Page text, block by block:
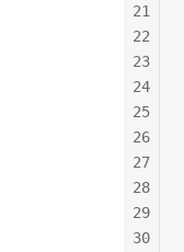
21
22
23
24
25
26
27
28
29
30